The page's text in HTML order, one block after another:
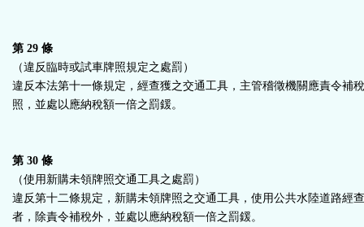
第 29 條
（違反臨時或試車牌照規定之處罰）
違反本法第十一條規定，經查獲之交通工具，主管稽徵機關應責令補
照，並處以應納稅額一倍之罰鍰。
第 30 條
（使用新購未領牌照交通工具之處罰）
違反第十二條規定，新購未領牌照之交通工具，使用公共水陸道路經
者，除責令補稅外，並處以應納稅額一倍之罰鍰。